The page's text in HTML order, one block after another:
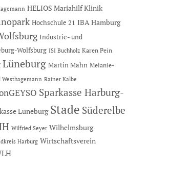
HELIOS Mariahilf Klinik
Hochschule 21 IBA Hamburg
Industrie- und
Wolfsburg ISI Buchholz Karen Pein
Lüneburg Martin Mahn Melanie-
Westhagemann Rainer Kalbe
Sparkasse Harburg-
Lüneburg Stade Süderelbe
Wilfried Seyer Wilhelmsburg
Harburg Wirtschaftsverein